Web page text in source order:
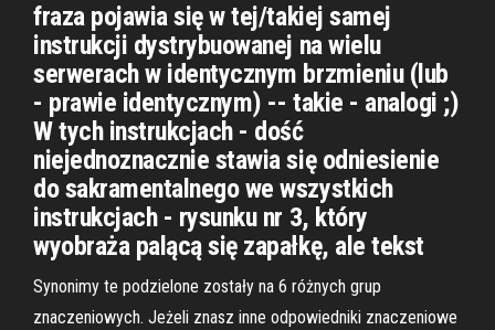
fraza pojawia się w tej/takiej samej
instrukcji dystrybuowanej na wielu
serwerach w identycznym brzmieniu (lub
- prawie identycznym) -- takie - analogi ;)
W tych instrukcjach - dość
niejednoznacznie stawia się odniesienie
do sakramentalnego we wszystkich
instrukcjach - rysunku nr 3, który
wyobraża palącą się zapałkę, ale tekst
Synonimy te podzielone zostały na 6 różnych grup
znaczeniowych. Jeżeli znasz inne odpowiedniki znaczeniowe